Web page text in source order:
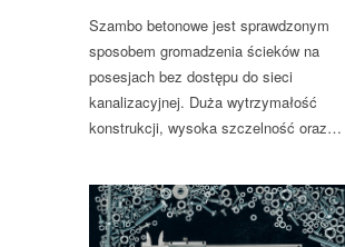
Szambo betonowe jest sprawdzonym
sposobem gromadzenia ścieków na
posesjach bez dostępu do sieci
kanalizacyjnej. Duża wytrzymałość
konstrukcji, wysoka szczelność oraz…